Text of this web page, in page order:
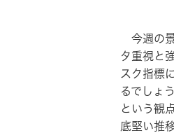
今週の景
タ重視と
スク指標
るでしょ
という観
底堅い推